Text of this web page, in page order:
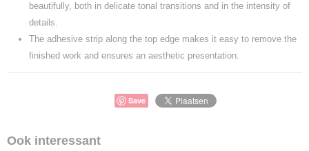
beautifully, both in delicate tonal transitions and in the intensity of
details.
The adhesive strip along the top edge makes it easy to remove the
finished work and ensures an aesthetic presentation.
Save
Ook interessant